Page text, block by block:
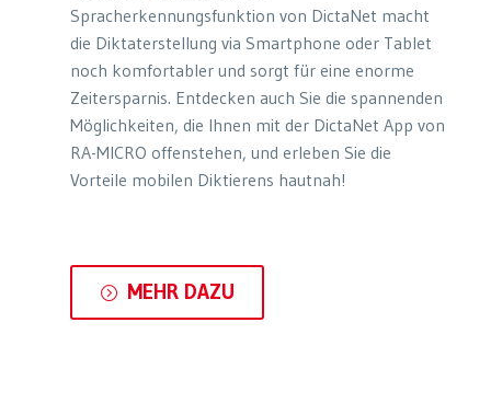
Spracherkennungsfunktion von DictaNet macht
die Diktaterstellung via Smartphone oder Tablet
noch komfortabler und sorgt für eine enorme
Zeitersparnis. Entdecken auch Sie die spannenden
Möglichkeiten, die Ihnen mit der DictaNet App von
RA-MICRO offenstehen, und erleben Sie die
Vorteile mobilen Diktierens hautnah!
= MEHR DAZU